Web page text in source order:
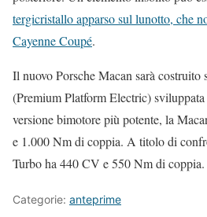
tergicristallo apparso sul lunotto, che
Cayenne Coupé.
Il nuovo Porsche Macan sarà costruito
(Premium Platform Electric)
versione bimotore più potente, la
e 1.000 Nm di coppia. A titolo di
Turbo ha 440 CV e 550 Nm di coppia.
Categorie: anteprime